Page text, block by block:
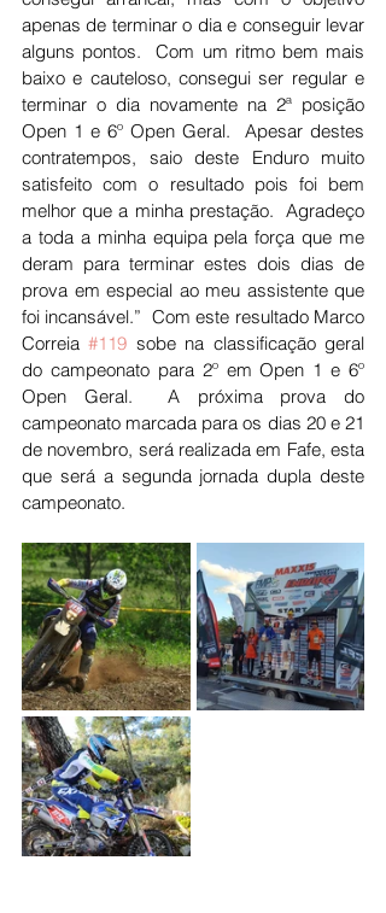
apenas de terminar o dia e conseguir levar
alguns pontos.  Com um ritmo bem mais
baixo e cauteloso, consegui ser regular e
terminar o dia novamente na 2ª posição
Open 1 e 6º Open Geral.  Apesar destes
contratempos, saio deste Enduro muito
satisfeito com o resultado pois foi bem
melhor que a minha prestação.  Agradeço
a toda a minha equipa pela força que me
deram para terminar estes dois dias de
prova em especial ao meu assistente que
foi incansável.”  Com este resultado Marco
Correia #119 sobe na classificação geral
do campeonato para 2º em Open 1 e 6º
Open Geral.  A próxima prova do
campeonato marcada para os dias 20 e 21
de novembro, será realizada em Fafe, esta
que será a segunda jornada dupla deste
campeonato.